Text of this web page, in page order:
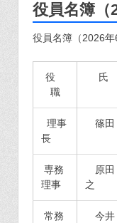
役員名簿（
役員名簿（2026年
役
職
氏
理事
長
篠
専務
理事
原
之
常務
今